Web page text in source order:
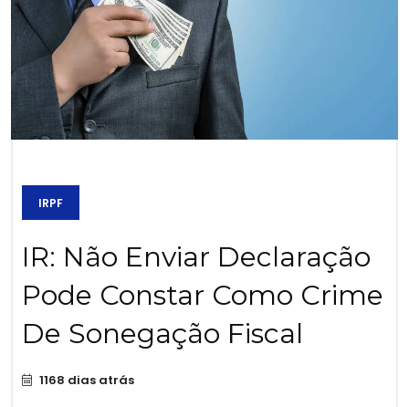
IRPF
IR: Não Enviar Declaração
Pode Constar Como Crime
De Sonegação Fiscal
1168 dias atrás